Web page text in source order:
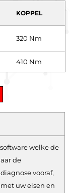
KOPPEL
320 Nm
410 Nm
welke de
de
vooraf,
uw eisen en